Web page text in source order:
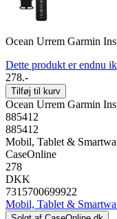
Ocean Urrem Garmin
Dette produkt er endnu
278.-
Tilføj til kurv
Ocean Urrem Garmin
885412
885412
Mobil, Tablet &
CaseOnline
278
DKK
7315700699922
Mobil, Tablet &